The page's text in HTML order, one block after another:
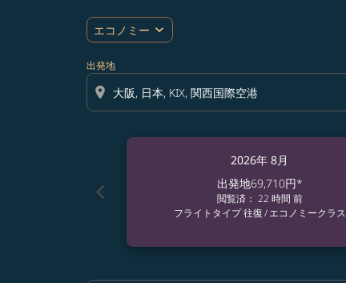
エコノミー expand_more
出発地
location_on
chevron_left
2026年 8月
出発地69,710円*
閲覧済： 22 時間 前
フライトタイプ 往復/ エコノミークラス